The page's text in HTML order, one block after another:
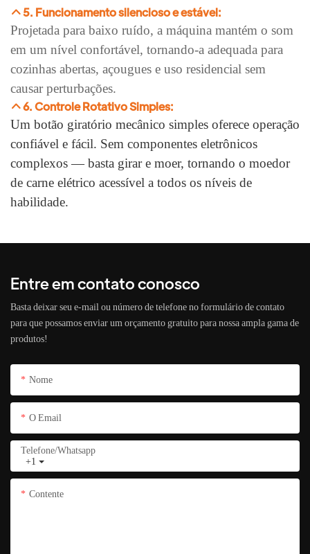
5. Funcionamento silencioso e estável:
Projetada para baixo ruído, a máquina mantém o som
em um nível confortável, tornando-a adequada para
cozinhas abertas, açougues e uso residencial sem
causar perturbações.
6. Controle Rotativo Simples:
Um botão giratório mecânico simples oferece operação
confiável e fácil. Sem componentes eletrônicos
complexos — basta girar e moer, tornando o moedor
de carne elétrico acessível a todos os níveis de
habilidade.
Entre em contato conosco
Basta deixar seu e-mail ou número de telefone no formulário de contato
para que possamos enviar um orçamento gratuito para nossa ampla gama de
produtos!
Nome
O Email
+1
Telefone/whatsapp
Contente